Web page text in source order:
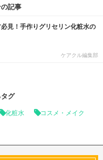
記事
見！手作りグリセリン化粧水の
ケアクル編集部
グ
化粧水 コスメ・メイク